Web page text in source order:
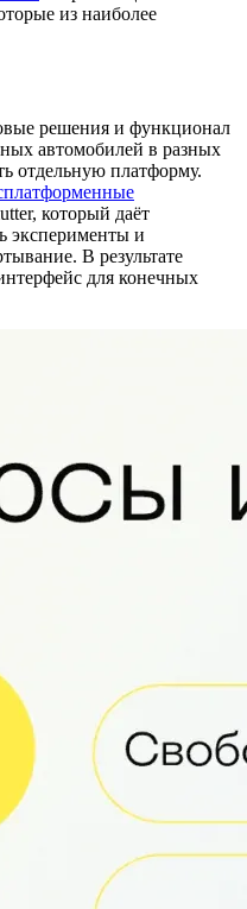
из наиболее
решения и функционал
автомобилей в разных
отдельную платформу.
который даёт
эксперименты и
В результате
для конечных